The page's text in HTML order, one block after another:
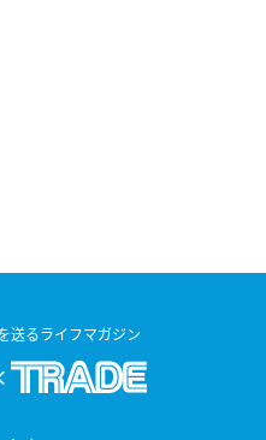
送るライフマガジン